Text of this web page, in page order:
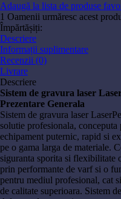
Adaugă la lista de produse
1 Oamenii urmăresc acest
Împărtășiți:
Descriere
Informații suplimentare
Recenzii (0)
Livrare
Descriere
Sistem de gravura laser
Prezentare Generala
Sistem de gravura laser
solutie profesionala,
echipament puternic, rapid si
pe o gama larga de materiale.
siguranta sporita si flexibilitate
prin performante de varf si o
pentru mediul profesional, cat
de calitate superioara. Sistem